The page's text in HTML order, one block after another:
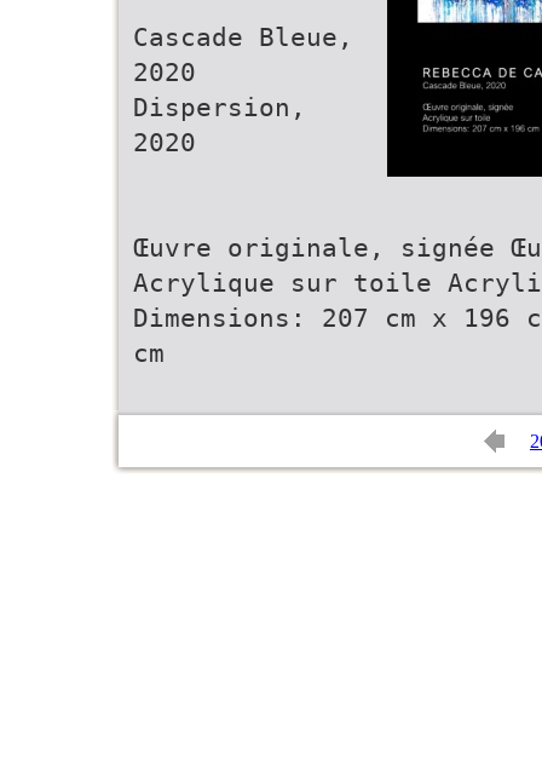
Cascade Bleue,
2020
Dispersion,
2020
Œuvre originale, signée
Acrylique sur toile
Dimensions: 207 cm x 196
cm